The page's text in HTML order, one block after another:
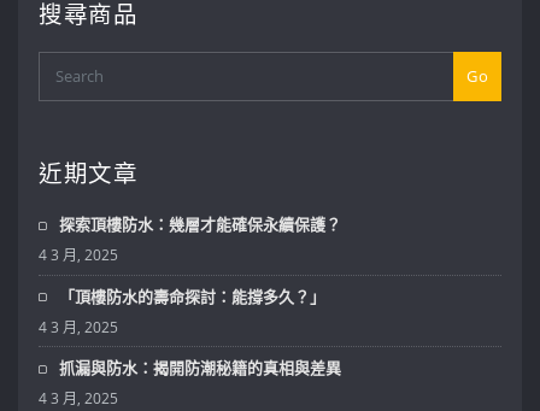
搜尋商品
Go
近期文章
探索頂樓防水：幾層才能確保永續保護？
4 3 月, 2025
「頂樓防水的壽命探討：能撐多久？」
4 3 月, 2025
抓漏與防水：揭開防潮秘籍的真相與差異
4 3 月, 2025